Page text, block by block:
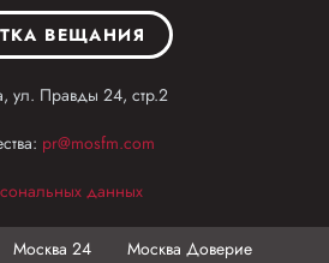
ВЕЩАНИЯ
ул. Правды 24, стр.2
pr@mosfm.com
данных
Москва 24 Москва Доверие